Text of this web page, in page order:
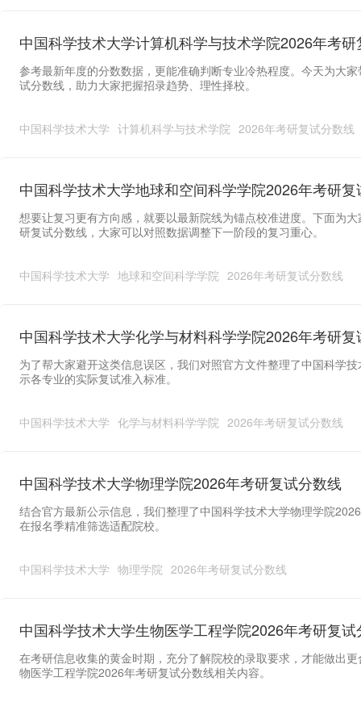
中国科学技术大学计算机科学与技术学院2026年考
参考最新年度的分数数据，更能准确判断专业冷热程度。今天为大
试分数线，助力大家把握招录趋势、理性择校。
中国科学技术大学 计算机科学与技术学院 2026年考研复试分数线
中国科学技术大学地球和空间科学学院2026年考研
想要让复习更有方向感，就要以最新院线为锚点校准进度。下面为
研复试分数线，大家可以对照数据调整下一阶段的复习重心。
中国科学技术大学 地球和空间科学学院 2026年考研复试分数线
中国科学技术大学化学与材料科学学院2026年考研
为了帮大家避开这类信息误区，我们对照官方文件整理了中国科学
示各专业的实际复试准入标准。
中国科学技术大学 化学与材料科学学院 2026年考研复试分数线
中国科学技术大学物理学院2026年考研复试分数线
结合官方最新公示信息，我们整理了中国科学技术大学物理学院
在报名季精准筛选适配院校。
中国科学技术大学 物理学院 2026年考研复试分数线
中国科学技术大学生物医学工程学院2026年考研复试
在考研信息收集的黄金时期，充分了解院校的录取要求，才能做出
物医学工程学院2026年考研复试分数线相关内容。